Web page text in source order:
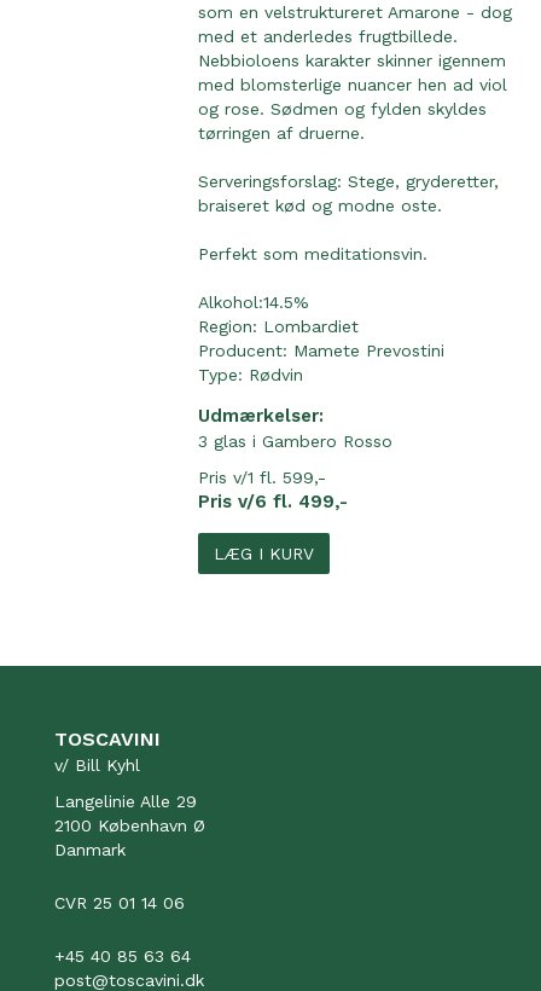
som en velstruktureret Amarone - dog
med et anderledes frugtbillede.
Nebbioloens karakter skinner igennem
med blomsterlige nuancer hen ad viol
og rose. Sødmen og fylden skyldes
tørringen af druerne.
Serveringsforslag: Stege, gryderetter,
braiseret kød og modne oste.
Perfekt som meditationsvin.
Alkohol:14.5%
Region: Lombardiet
Producent: Mamete Prevostini
Type: Rødvin
Udmærkelser:
3 glas i Gambero Rosso
Pris v/1 fl. 599,-
Pris v/6 fl. 499,-
LÆG I KURV
TOSCAVINI
v/ Bill Kyhl
Langelinie Alle 29
2100 København Ø
Danmark
CVR 25 01 14 06
+45 40 85 63 64
post@toscavini.dk